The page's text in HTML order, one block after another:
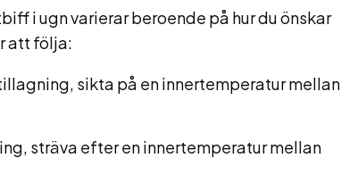
i ugn varierar beroende på hur du önskar
att följa:
sikta på en innertemperatur mellan
sträva efter en innertemperatur mellan